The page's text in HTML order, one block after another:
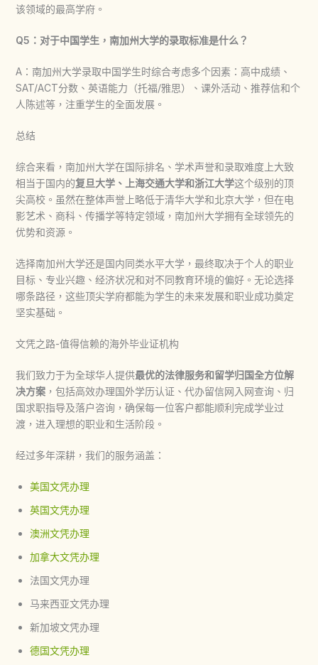
该领域的最高学府。
Q5：对于中国学生，南加州大学的录取标准是什么？
A：南加州大学录取中国学生时综合考虑多个因素：高中成绩、
SAT/ACT分数、英语能力（托福/雅思）、课外活动、推荐信和个
人陈述等，注重学生的全面发展。
总结
综合来看，南加州大学在国际排名、学术声誉和录取难度上大致
相当于国内的复旦大学、上海交通大学和浙江大学这个级别的顶
尖高校。虽然在整体声誉上略低于清华大学和北京大学，但在电
影艺术、商科、传播学等特定领域，南加州大学拥有全球领先的
优势和资源。
选择南加州大学还是国内同类水平大学，最终取决于个人的职业
目标、专业兴趣、经济状况和对不同教育环境的偏好。无论选择
哪条路径，这些顶尖学府都能为学生的未来发展和职业成功奠定
坚实基础。
文凭之路-值得信赖的海外毕业证机构
我们致力于为全球华人提供最优的法律服务和留学归国全方位解
决方案，包括高效办理国外学历认证、代办留信网入网查询、归
国求职指导及落户咨询，确保每一位客户都能顺利完成学业过
渡，进入理想的职业和生活阶段。
经过多年深耕，我们的服务涵盖：
美国文凭办理
英国文凭办理
澳洲文凭办理
加拿大文凭办理
法国文凭办理
马来西亚文凭办理
新加坡文凭办理
德国文凭办理